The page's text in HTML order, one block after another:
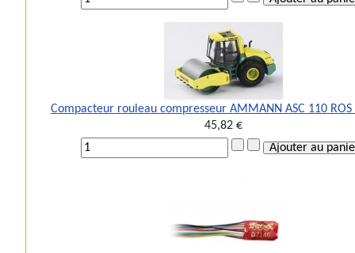
Compacteur rouleau compresseur AMMANN ASC 110 ROS
45,82 €